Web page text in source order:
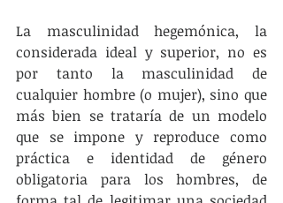
La masculinidad hegemónica, la
considerada ideal y superior, no es
por tanto la masculinidad de
cualquier hombre (o mujer), sino que
más bien se trataría de un modelo
que se impone y reproduce como
práctica e identidad de género
obligatoria para los hombres, de